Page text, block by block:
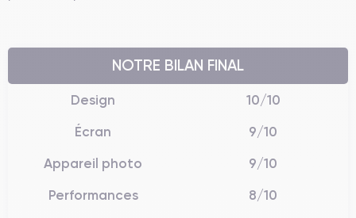
NOTRE BILAN FINAL
Design
10/10
Écran
9/10
Appareil photo
9/10
Performances
8/10